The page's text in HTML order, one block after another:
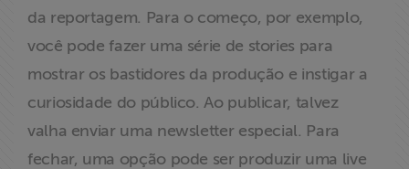
da reportagem. Para o começo, por exemplo,
você pode fazer uma série de stories para
mostrar os bastidores da produção e instigar a
curiosidade do público. Ao publicar, talvez
valha enviar uma newsletter especial. Para
fechar, uma opção pode ser produzir uma live